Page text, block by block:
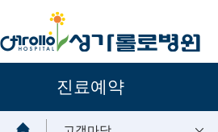
진료예약
보조메뉴